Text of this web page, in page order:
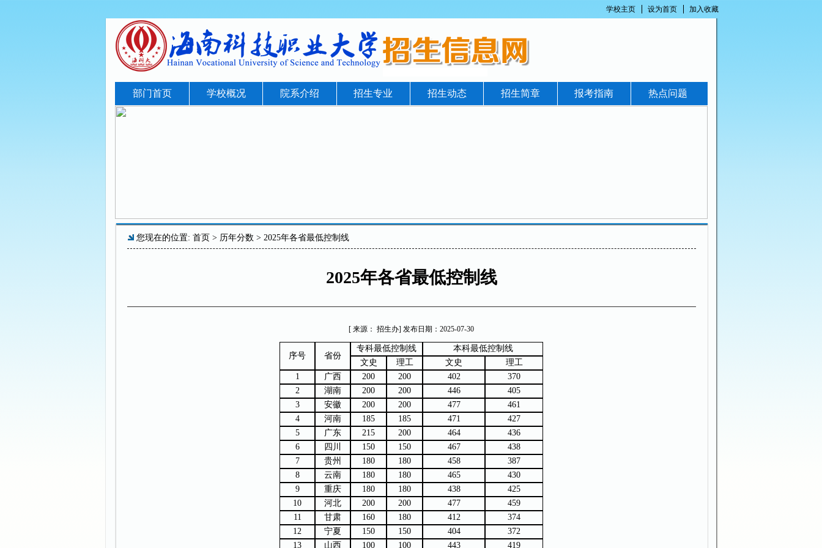
学校主页 设为首页 加入收藏
部门首页 学校概况 院系介绍 招生专业 招生动态 招生简章 报考指南 热点问题
您现在的位置: 首页 > 历年分数 > 2025年各省最低控制线
2025年各省最低控制线
[ 来源： 招生办] 发布日期：2025-07-30
序号 省份
专科最低控制线
本科最低控制线
文史
理工 文史
理工
1
广西 200 200 402
370
2
湖南 200 200 446
405
3
安徽 200 200 477
461
4
河南 185 185 471
427
5
广东 215 200 464
436
6
四川 150 150 467
438
7
贵州 180 180 458
387
8
云南 180 180 465
430
9
重庆 180 180 438
425
10
河北 200 200 477
459
11
甘肃 160 180 412
374
12
宁夏 150 150 404
372
13
山西 100 100 443 419